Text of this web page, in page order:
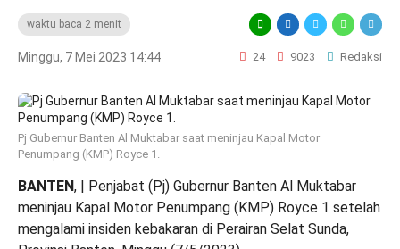
waktu baca 2 menit
Minggu, 7 Mei 2023 14:44 24 9023 Redaksi
Pj Gubernur Banten Al Muktabar saat meninjau Kapal Motor
Penumpang (KMP) Royce 1.
BANTEN, | Penjabat (Pj) Gubernur Banten Al Muktabar
meninjau Kapal Motor Penumpang (KMP) Royce 1 setelah
mengalami insiden kebakaran di Perairan Selat Sunda,